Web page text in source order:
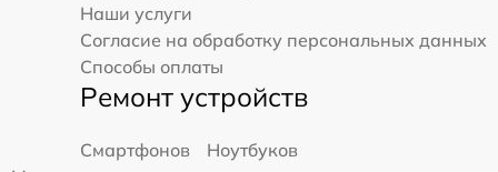
Наши услуги
Согласие на обработку персональных данных
Способы оплаты
Ремонт устройств
Смартфонов
Ноутбуков